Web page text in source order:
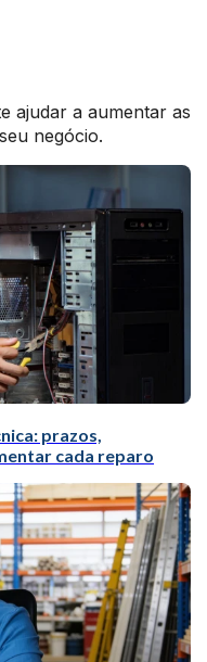
ajudar a aumentar as
negócio.
prazos,
cada reparo